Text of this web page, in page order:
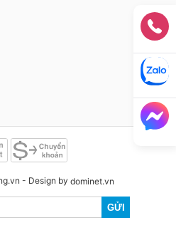
840 G4 không có quá
đang bán EliteBook 840 G4
đi kèm với nhiều quà tặng
12 tháng ( duy nhất tại Hà
cầu sở hữu EliteBook 840
tốt này.
- Design by dominet.vn
GỬI